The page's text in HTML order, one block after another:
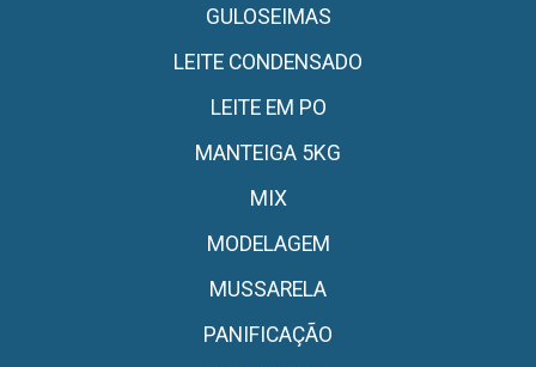
GULOSEIMAS
LEITE CONDENSADO
LEITE EM PO
MANTEIGA 5KG
MIX
MODELAGEM
MUSSARELA
PANIFICAÇÃO